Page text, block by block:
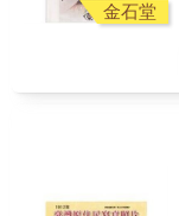
金石堂